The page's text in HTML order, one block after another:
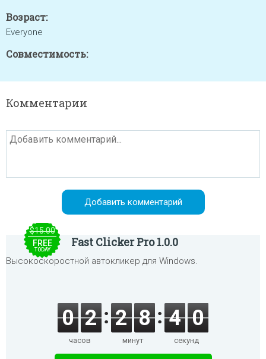
Возраст:
Everyone
Совместимость:
Комментарии
$15.00
FREE
TODAY
Fast Clicker Pro 1.0.0
Высокоскоростной автокликер для Windows.
0 2
часов
2 8
минут
4 0
секунд